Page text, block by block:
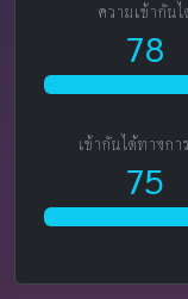
ความเข้ากัน
78
เข้ากันได้ทางกา
75